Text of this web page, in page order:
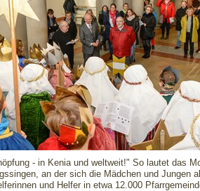
- in Kenia und weltweit!" So lautet das
an der sich die Mädchen und Jungen
und Helfer in etwa 12.000